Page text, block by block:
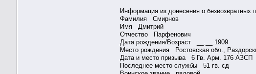
Информация из донесения о безвозвратных
Фамилия Смирнов
Имя Дмитрий
Отчество Парфенович
Дата рождения/Возраст __.__.1909
Место рождения Ростовская обл.,
Дата и место призыва 6 Гв. Арм. 176 АЗСП
Последнее место службы 51 гв. сд